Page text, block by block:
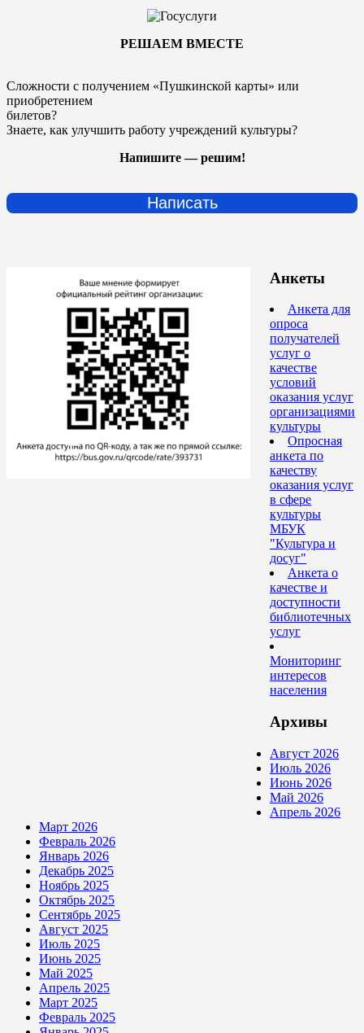
РЕШАЕМ ВМЕСТЕ
Сложности с получением «Пушкинской карты» или
приобретением
билетов?
Знаете, как улучшить работу учреждений культуры?
Напишите — решим!
Написать
Анкеты
Анкета для
опроса
получателей
услуг о
качестве
условий
оказания услуг
организациями
культуры
Опросная
анкета по
качеству
оказания услуг
в сфере
культуры
МБУК
"Культура и
досуг"
Анкета о
качестве и
доступности
библиотечных
услуг
Мониторинг
интересов
населения
Архивы
Август 2026
Июль 2026
Июнь 2026
Май 2026
Апрель 2026
Март 2026
Февраль 2026
Январь 2026
Декабрь 2025
Ноябрь 2025
Октябрь 2025
Сентябрь 2025
Август 2025
Июль 2025
Июнь 2025
Май 2025
Апрель 2025
Март 2025
Февраль 2025